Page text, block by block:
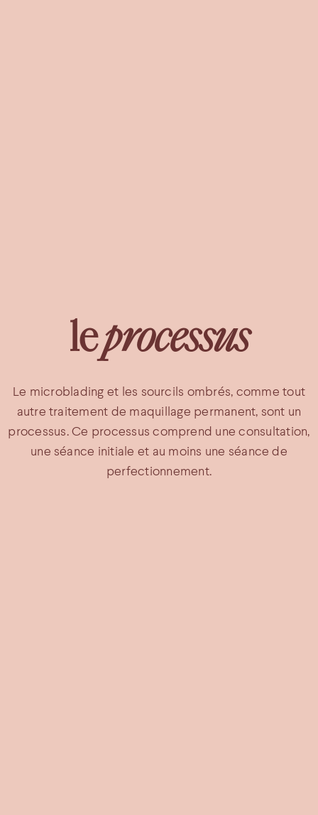
leprocessus
Le microblading et les sourcils ombrés, comme tout
autre traitement de maquillage permanent, sont un
processus. Ce processus comprend une consultation,
une séance initiale et au moins une séance de
perfectionnement.